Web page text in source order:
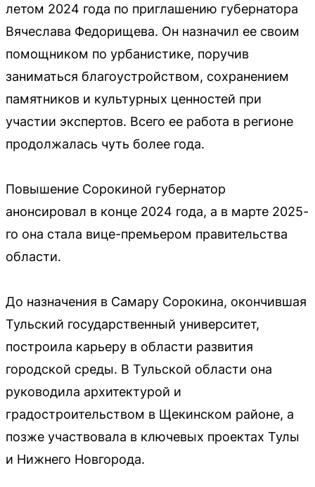
летом 2024 года по приглашению губернатора
Вячеслава Федорищева. Он назначил ее своим
помощником по урбанистике, поручив
заниматься благоустройством, сохранением
памятников и культурных ценностей при
участии экспертов. Всего ее работа в регионе
продолжалась чуть более года.
Повышение Сорокиной губернатор
анонсировал в конце 2024 года, а в марте 2025-
го она стала вице-премьером правительства
области.
До назначения в Самару Сорокина, окончившая
Тульский государственный университет,
построила карьеру в области развития
городской среды. В Тульской области она
руководила архитектурой и
градостроительством в Щекинском районе, а
позже участвовала в ключевых проектах Тулы
и Нижнего Новгорода.